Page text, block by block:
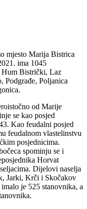
mjesto Marija Bistrica
ima 1045
Hum Bi­strički, Laz
Pod­građe, Poljanica
od Marije
se kao posjed
Kao feudalni posjed
feudalnom vlastelinstvu
posjednicima.
spominju se i
Horvat
Dijelovi naselja
Jarki, Krči i Skočakov
je 525 stanovnika, a